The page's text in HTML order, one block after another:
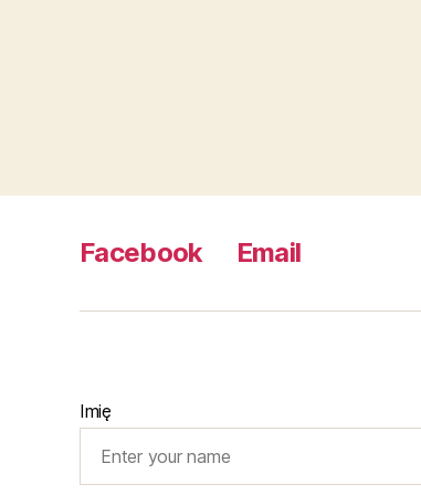
Facebook Email
Imię